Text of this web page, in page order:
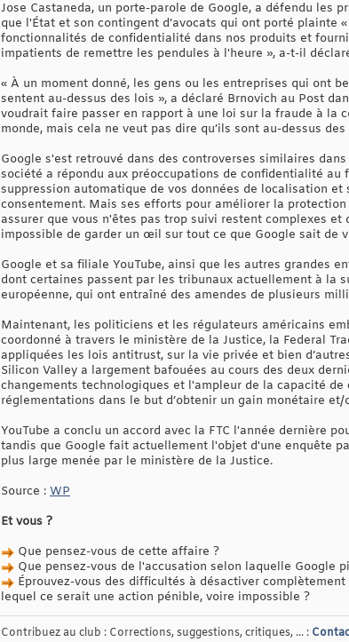
Jose Castaneda, un porte-parole de Google, a défendu les
que l'État et son contingent d’avocats qui ont porté plainte
fonctionnalités de confidentialité dans nos produits et
impatients de remettre les pendules à l'heure », a-t-il
« À un moment donné, les gens ou les entreprises qui ont
sentent au-dessus des lois », a déclaré Brnovich au Post
voudrait faire passer en rapport à une loi sur la fraude à la
monde, mais cela ne veut pas dire qu’ils sont au-dessus des
Google s'est retrouvé dans des controverses similaires
société a répondu aux préoccupations de confidentialité
suppression automatique de vos données de localisation
consentement. Mais ses efforts pour améliorer la
assurer que vous n'êtes pas trop suivi restent complexes
impossible de garder un œil sur tout ce que Google sait de
Google et sa filiale YouTube, ainsi que les autres grandes
dont certaines passent par les tribunaux actuellement à la
européenne, qui ont entraîné des amendes de plusieurs
Maintenant, les politiciens et les régulateurs américains
coordonné à travers le ministère de la Justice, la Federal
appliquées les lois antitrust, sur la vie privée et bien
Silicon Valley a largement bafouées au cours des deux
changements technologiques et l'ampleur de la capacité
réglementations dans le but d’obtenir un gain monétaire
YouTube a conclu un accord avec la FTC l'année dernière
tandis que Google fait actuellement l'objet d'une enquête
plus large menée par le ministère de la Justice.
Source : WP
Et vous ?
Que pensez-vous de cette affaire ?
Que pensez-vous de l'accusation selon laquelle Google
Éprouvez-vous des difficultés à désactiver
lequel ce serait une action pénible, voire impossible ?
Contribuez au club : Corrections, suggestions, critiques, ... :